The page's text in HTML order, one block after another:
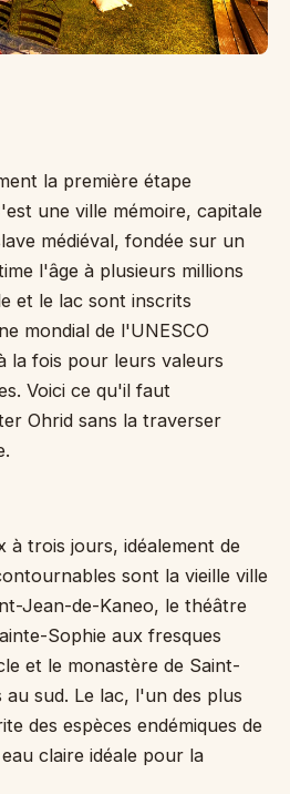
la première étape
une ville mémoire, capitale
médiéval, fondée sur un
l'âge à plusieurs millions
et le lac sont inscrits
mondial de l'UNESCO
la fois pour leurs valeurs
Voici ce qu'il faut
Ohrid sans la traverser
à trois jours, idéalement de
sont la vieille ville
Jean-de-Kaneo, le théâtre
Sophie aux fresques
et le monastère de Saint-
sud. Le lac, l'un des plus
des espèces endémiques de
claire idéale pour la